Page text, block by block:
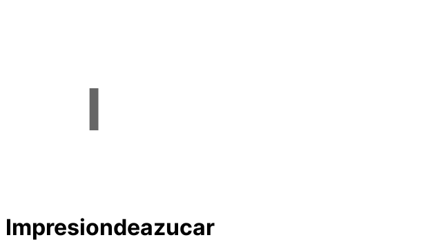
Impresiondeazucar